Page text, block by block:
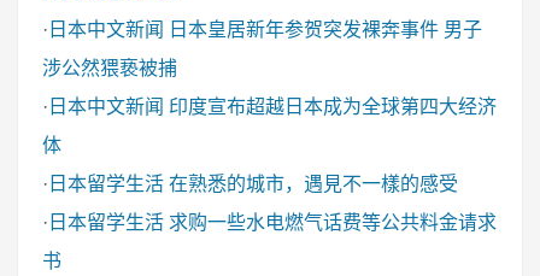
· 日本中文新闻
日本皇居新年参贺突发裸奔事件 男子
涉公然猥亵被捕
· 日本中文新闻 印度宣布超越日本成为全球第四大经济
体
· 日本留学生活 在熟悉的城市，遇見不一樣的感受
· 日本留学生活 求购一些水电燃气话费等公共料金请求
书